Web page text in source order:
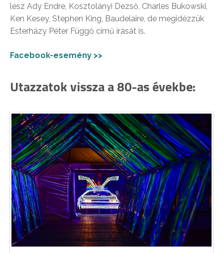
lesz Ady Endre, Kosztolányi Dezső, Charles Bukowski,
Ken Kesey, Stephen King, Baudelaire, de megidézzük
Esterházy Péter Függő című írását is.
Facebook-esemény >>
Utazzatok vissza a 80-as évekbe: